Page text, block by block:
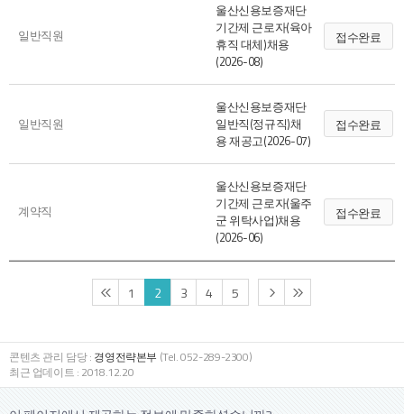
일반직원
울산신용보증재단
기간제 근로자(육아
휴직 대체)채용
(2026-08)
접수완료
일반직원
울산신용보증재단
일반직(정규직)채
용 재공고(2026-07)
접수완료
계약직
울산신용보증재단
기간제 근로자(울주
군 위탁사업)채용
(2026-06)
접수완료
1 2 3 4 5
콘텐츠 관리 담당 : 경영전략본부 (Tel. 052-289-2300)
최근 업데이트 : 2018.12.20